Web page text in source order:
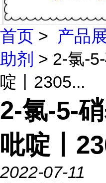
首页 > 产品
助剂 > 2-氯-
啶丨2305...
2-氯-5-
吡啶丨
2022-07-11